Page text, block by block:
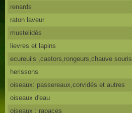
renards
raton laveur
mustelidés
lievres et lapins
ecureuils ,castors,rongeurs,chauve souris
herissons
oiseaux: passereaux,corvidés et autres
oiseaux d'eau
oiseaux : rapaces